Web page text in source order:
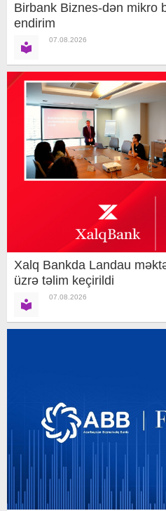
Birbank Biznes-dən mikro
endirim
07.08.2026
Xalq Bankda Landau
üzrə təlim keçirildi
07.08.2026